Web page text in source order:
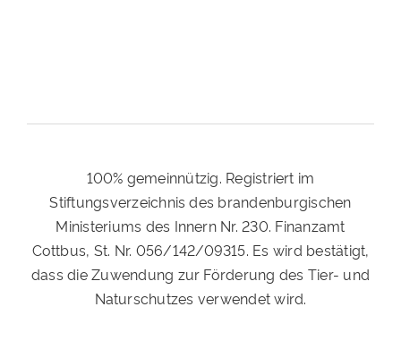
100% gemeinnützig. Registriert im
Stiftungsverzeichnis des brandenburgischen
Ministeriums des Innern Nr. 230. Finanzamt
Cottbus, St. Nr. 056/142/09315. Es wird bestätigt,
dass die Zuwendung zur Förderung des Tier- und
Naturschutzes verwendet wird.